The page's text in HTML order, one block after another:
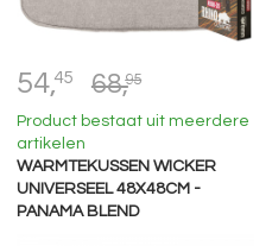
54,45 68,95
Product bestaat uit meerdere
artikelen
WARMTEKUSSEN WICKER
UNIVERSEEL 48X48CM -
PANAMA BLEND